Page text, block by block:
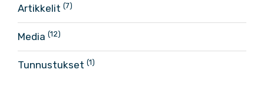
Artikkelit (7)
Media (12)
Tunnustukset (1)